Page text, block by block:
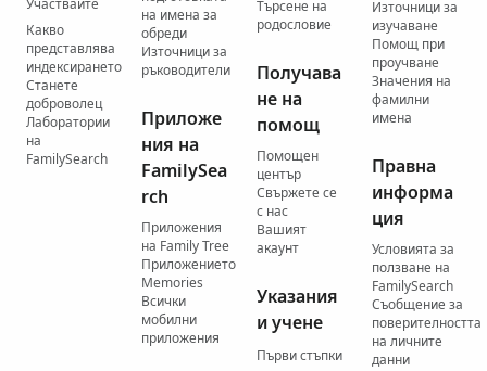
Участвайте
Какво
представлява
индексирането
Станете
доброволец
Лаборатории
на
FamilySearch
на имена за
обреди
Източници за
ръководители
Приложе
ния на
FamilySea
rch
Приложения
на Family Tree
Приложението
Memories
Всички
мобилни
приложения
Търсене на
родословие
Получава
не на
помощ
Помощен
център
Свържете се
с нас
Вашият
акаунт
Указания
и учене
Първи стъпки
Източници за
изучаване
Помощ при
проучване
Значения на
фамилни
имена
Правна
информа
ция
Условията за
ползване на
FamilySearch
Съобщение за
поверителността
на личните
данни